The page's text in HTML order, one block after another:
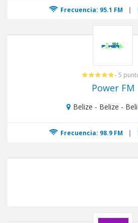
Frecuencia: 95.1 FM |
- 5
Power FM
Belize - Belize -
Frecuencia: 98.9 FM |